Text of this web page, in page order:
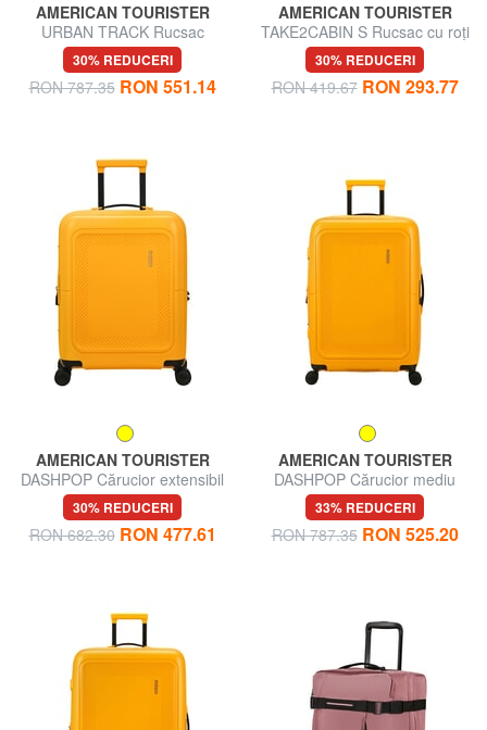
AMERICAN TOURISTER
URBAN TRACK Rucsac
cărucior pentru bagaje de
mână
30% REDUCERI
RON 787.35 RON 551.14
AMERICAN TOURISTER
TAKE2CABIN S Rucsac cu roți
sub scaun
30% REDUCERI
RON 419.67 RON 293.77
AMERICAN TOURISTER
DASHPOP Cărucior extensibil
pentru bagaje de mână
30% REDUCERI
RON 682.30 RON 477.61
AMERICAN TOURISTER
DASHPOP Cărucior mediu
33% REDUCERI
RON 787.35 RON 525.20